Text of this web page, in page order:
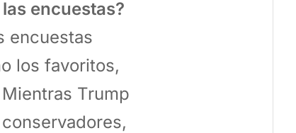
encuestas?
encuestas
los favoritos,
Trump